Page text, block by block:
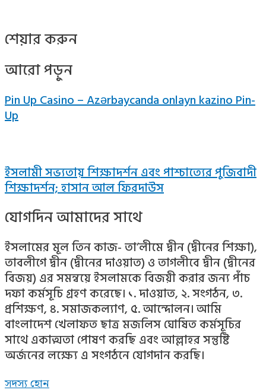
শেয়ার করুন
আরো পড়ুন
Pin Up Casino – Azərbaycanda onlayn kazino Pin-
Up
ইসলামী সভ্যতায় শিক্ষাদর্শন এবং পাশ্চাত্যের পুজিবাদী
শিক্ষাদর্শন; হাসান আল ফিরদাউস
যোগদিন আমাদের সাথে
ইসলামের মূল তিন কাজ- তা’লীমে দ্বীন (দ্বীনের শিক্ষা),
তাবলীগে দ্বীন (দ্বীনের দাওয়াত) ও তাগলীবে দ্বীন (দ্বীনের
বিজয়) এর সমন্বয়ে ইসলামকে বিজয়ী করার জন্য পাঁচ
দফা কর্মসূচি গ্রহণ করেছে। ১. দাওয়াত, ২. সংগঠন, ৩.
প্রশিক্ষণ, ৪. সমাজকল্যাণ, ৫. আন্দোলন। আমি
বাংলাদেশ খেলাফত ছাত্র মজলিস ঘোষিত কর্মসূচির
সাথে একাত্মতা পোষণ করছি এবং আল্লাহর সন্তুষ্টি
অর্জনের লক্ষ্যে এ সংগঠনে যোগদান করছি।
সদস্য হোন